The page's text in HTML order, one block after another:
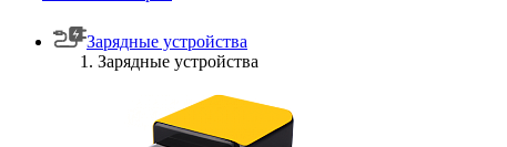
Зарядные устройства
Зарядные устройства